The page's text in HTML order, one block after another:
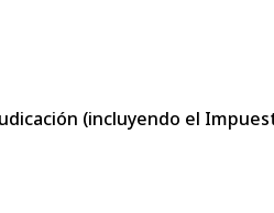
(incluyendo el